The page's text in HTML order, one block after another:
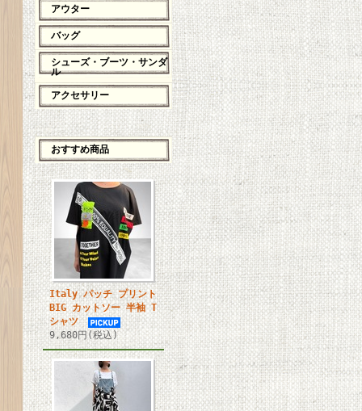
アウター
バッグ
シューズ・ブーツ・サンダ
ル
アクセサリー
おすすめ商品
Italy パッチ プリント
BIG カットソー 半袖 T
シャツ
9,680円(税込)